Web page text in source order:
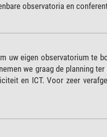
observatoria en
uw eigen observatorium te
we graag de planning
en ICT. Voor zeer